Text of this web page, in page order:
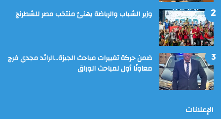
وزير الشباب والرياضة يهنئ منتخب مصر للشطرنج
ضمن حركة تغييرات مباحث الجيزة…الرائد مجدي فرج
معاونًا أول لمباحث الوراق
الإعلانات